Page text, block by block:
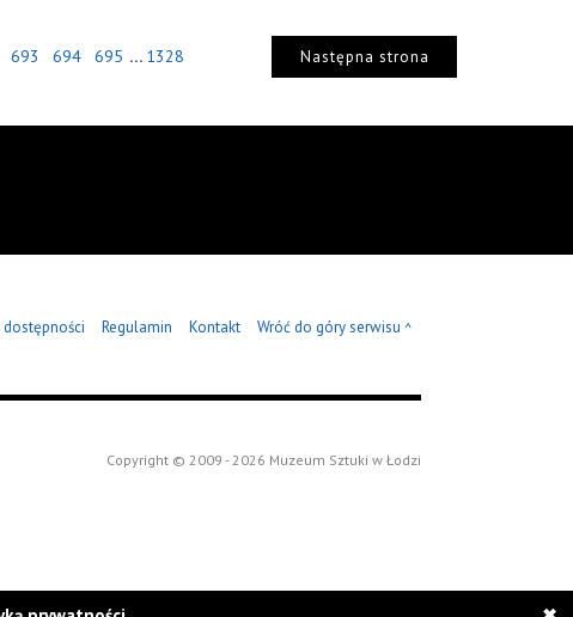
693 694 695 ... 1328 Następna strona
Regulamin Kontakt Wróć do góry serwisu ^
Copyright © 2009 - 2026 Muzeum Sztuki w Łodzi